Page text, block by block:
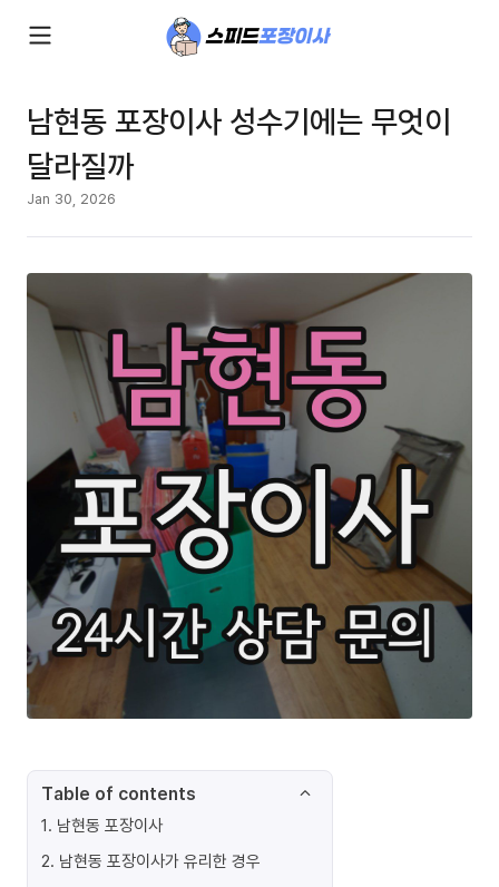
남현동 포장이사 성수기에는 무엇이
달라질까
Jan 30, 2026
Table of contents
1. 남현동 포장이사
2. 남현동 포장이사가 유리한 경우